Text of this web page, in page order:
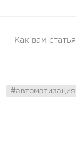
Как вам
#автоматизация